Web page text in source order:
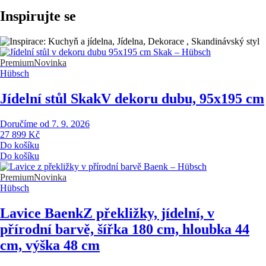
Inspirujte se
PremiumNovinka
Hübsch
Jídelní stůl SkakV dekoru dubu, 95x195 cm
Doručíme od 7. 9. 2026
27 899 Kč
Do košíku
Do košíku
PremiumNovinka
Hübsch
Lavice BaenkZ překližky, jídelní, v
přírodní barvě, šířka 180 cm, hloubka 44
cm, výška 48 cm